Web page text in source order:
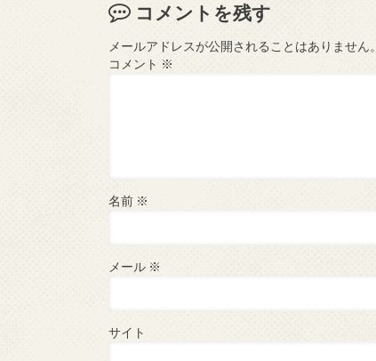
コメントを残す
メールアドレスが公開されることはありません。
コメント ※
名前 ※
メール ※
サイト